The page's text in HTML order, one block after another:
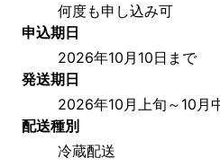
何度も申し込み可
申込期日
2026年10月10日まで
発送期日
2026年10月上旬～10月
配送種別
冷蔵配送